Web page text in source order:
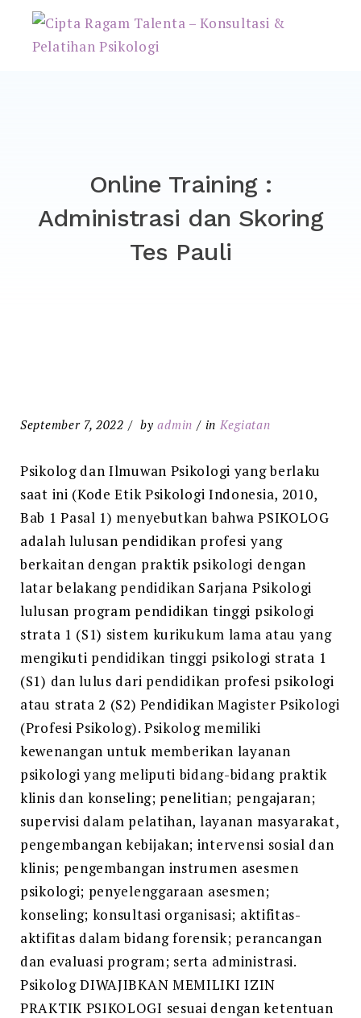
Cipta Ragam Talenta –
Konsultasi & Pelatihan
Psikologi
Online Training :
Administrasi dan Skoring
Tes Pauli
September 7, 2022 byadmin in Kegiatan
Psikolog dan Ilmuwan Psikologi yang berlaku
saat ini (Kode Etik Psikologi Indonesia, 2010,
Bab 1 Pasal 1) menyebutkan bahwa PSIKOLOG
adalah lulusan pendidikan profesi yang
berkaitan dengan praktik psikologi dengan
latar belakang pendidikan Sarjana Psikologi
lulusan program pendidikan tinggi psikologi
strata 1 (S1) sistem kurikukum lama atau yang
mengikuti pendidikan tinggi psikologi strata 1
(S1) dan lulus dari pendidikan profesi psikologi
atau strata 2 (S2) Pendidikan Magister Psikologi
(Profesi Psikolog). Psikolog memiliki
kewenangan untuk memberikan layanan
psikologi yang meliputi bidang-bidang praktik
klinis dan konseling; penelitian; pengajaran;
supervisi dalam pelatihan, layanan masyarakat,
pengembangan kebijakan; intervensi sosial dan
klinis; pengembangan instrumen asesmen
psikologi; penyelenggaraan asesmen;
konseling; konsultasi organisasi; aktifitas-
aktifitas dalam bidang forensik; perancangan
dan evaluasi program; serta administrasi.
Psikolog DIWAJIBKAN MEMILIKI IZIN
PRAKTIK PSIKOLOGI sesuai dengan ketentuan